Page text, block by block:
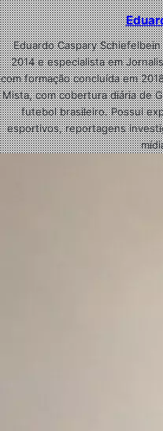
Eduardo Caspary
2014 e especialista em
com formação concluída em
Mista, com cobertura diária de
futebol brasileiro. Possui
esportivos, reportagens